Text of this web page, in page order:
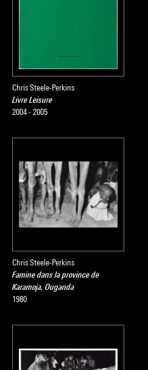
Chris Steele-Perkins
Livre Leisure
2004 - 2005
Chris Steele-Perkins
Famine dans la province de
Karamoja, Ouganda
1980